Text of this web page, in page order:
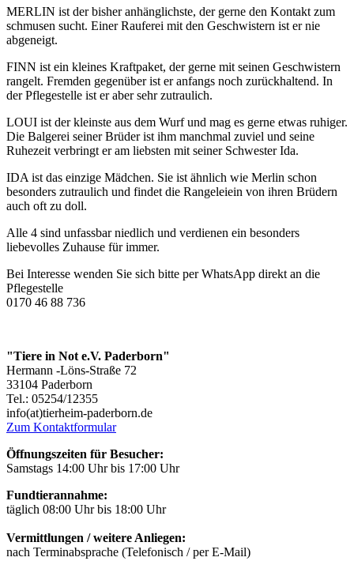
MERLIN ist der bisher anhänglichste, der gerne den Kontakt zum
schmusen sucht. Einer Rauferei mit den Geschwistern ist er nie
abgeneigt.
FINN ist ein kleines Kraftpaket, der gerne mit seinen Geschwistern
rangelt. Fremden gegenüber ist er anfangs noch zurückhaltend. In
der Pflegestelle ist er aber sehr zutraulich.
LOUI ist der kleinste aus dem Wurf und mag es gerne etwas ruhiger.
Die Balgerei seiner Brüder ist ihm manchmal zuviel und seine
Ruhezeit verbringt er am liebsten mit seiner Schwester Ida.
IDA ist das einzige Mädchen. Sie ist ähnlich wie Merlin schon
besonders zutraulich und findet die Rangeleiein von ihren Brüdern
auch oft zu doll.
Alle 4 sind unfassbar niedlich und verdienen ein besonders
liebevolles Zuhause für immer.
Bei Interesse wenden Sie sich bitte per WhatsApp direkt an die
Pflegestelle
0170 46 88 736
"Tiere in Not e.V. Paderborn"
Hermann -Löns-Straße 72
33104 Paderborn
Tel.: 05254/12355
info(at)tierheim-paderborn.de
Zum Kontaktformular
Öffnungszeiten für Besucher:
Samstags 14:00 Uhr bis 17:00 Uhr
Fundtierannahme:
täglich 08:00 Uhr bis 18:00 Uhr
Vermittlungen / weitere Anliegen:
nach Terminabsprache (Telefonisch / per E-Mail)